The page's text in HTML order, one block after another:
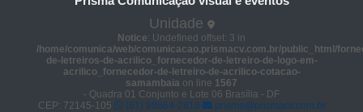
Unidade
Notice: Undefined offset: 3 in
/home/comunica/web/comunicacao.prismacv.com.br/public_html/
de-letreiros-de-acrilico_fornecedor-de-letreiro-de-logo-em-
acrilico_fornecedor-de-letreiro-de-acrilico-cotacao-
samambaia on line 1567
- Quadra 01 Conjunto e Lote 06 Brasília - DF
CEP: 72145-105
(61) 98664-2818 prisma@prismacv.com.br